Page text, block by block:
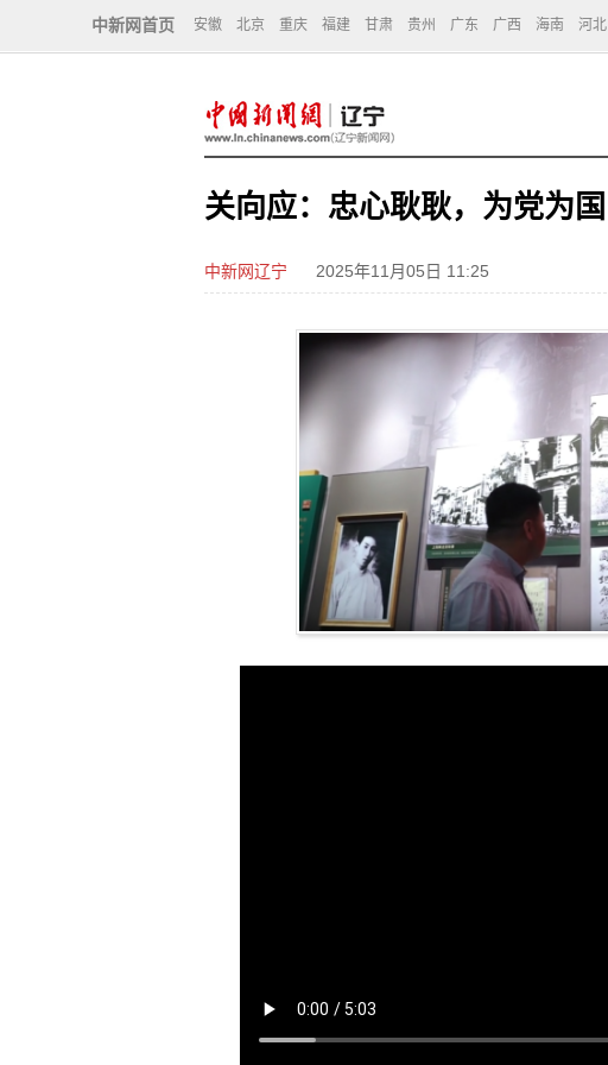
中新网首页 安徽 北京 重庆 福建 甘肃 贵州 广东 广西 海南 河北
关向应：忠心耿耿，为党为国
中新网辽宁 2025年11月05日 11:25